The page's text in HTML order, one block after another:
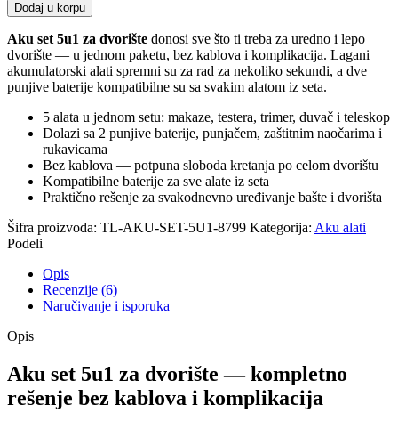
Dodaj u korpu
Aku set 5u1 za dvorište donosi sve što ti treba za uredno i lepo
dvorište — u jednom paketu, bez kablova i komplikacija. Lagani
akumulatorski alati spremni su za rad za nekoliko sekundi, a dve
punjive baterije kompatibilne su sa svakim alatom iz seta.
5 alata u jednom setu: makaze, testera, trimer, duvač i teleskop
Dolazi sa 2 punjive baterije, punjačem, zaštitnim naočarima i
rukavicama
Bez kablova — potpuna sloboda kretanja po celom dvorištu
Kompatibilne baterije za sve alate iz seta
Praktično rešenje za svakodnevno uređivanje bašte i dvorišta
Šifra proizvoda: TL-AKU-SET-5U1-8799 Kategorija: Aku alati
Podeli
Opis
Recenzije (6)
Naručivanje i isporuka
Opis
Aku set 5u1 za dvorište — kompletno
rešenje bez kablova i komplikacija